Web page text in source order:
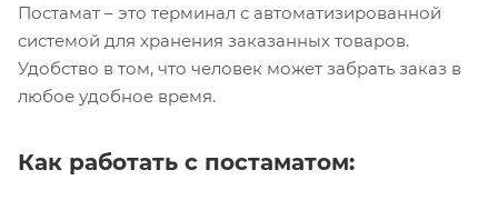
Постамат – это терминал с автоматизированной
системой для хранения заказанных товаров.
Удобство в том, что человек может забрать заказ в
любое удобное время.
Как работать с постаматом: